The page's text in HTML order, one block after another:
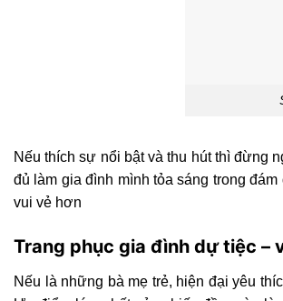
Nếu thích sự nổi bật và thu hút thì đừng
đủ làm gia đình mình tỏa sáng trong
vui vẻ hơn
Trang phục gia đình dự tiệc –
Nếu là những bà mẹ trẻ, hiện đại yêu